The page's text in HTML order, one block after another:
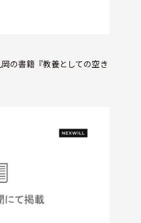
の書籍『教養としての空き